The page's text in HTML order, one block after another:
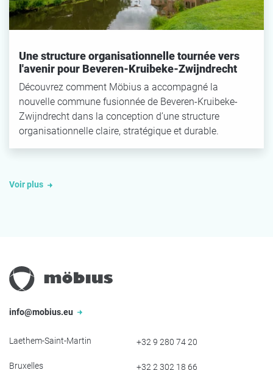
Une structure organisationnelle tournée vers
l'avenir pour Beveren-Kruibeke-Zwijndrecht
Découvrez comment Möbius a accompagné la
nouvelle commune fusionnée de Beveren-Kruibeke-
Zwijndrecht dans la conception d’une structure
organisationnelle claire, stratégique et durable.
Voir plus
info@mobius.eu
Laethem-Saint-Martin +32 9 280 74 20
Bruxelles +32 2 302 18 66